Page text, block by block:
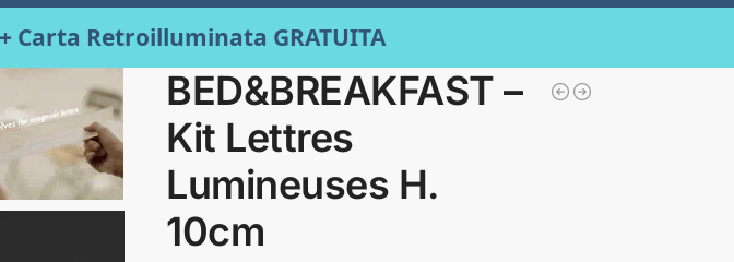
Carta Retroilluminata GRATUITA
BED&BREAKFAST –
Kit Lettres
Lumineuses H.
10cm